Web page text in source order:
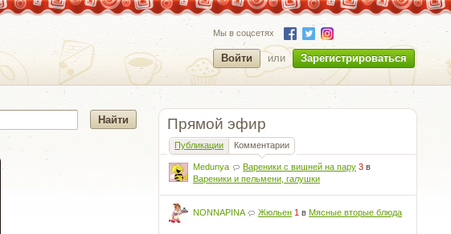
Мы в соцсетях
Войти или Зарегистрироваться
Прямой эфир
Публикации Комментарии
Medunya Вареники с вишней на пару 3 в
Вареники и пельмени, галушки
NONNAPINA Жюльен 1 вМясные вторые блюда